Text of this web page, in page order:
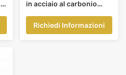
in acciaio al carbonio
foglia verticale per
filtrazione industriale
Richiedi Informazioni